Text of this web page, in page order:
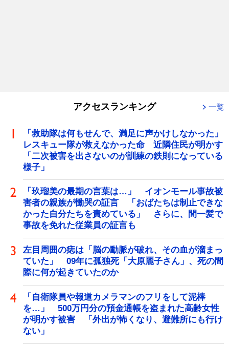
アクセスランキング 一覧
「救助隊は何もせんで、満足に声かけしなかった」
レスキュー隊が救えなかった命 近隣住民が明かす
「二次被害を出さないのが訓練の鉄則になっている
様子」
「玖瑠美の最期の言葉は…」 イオンモール事故被
害者の親族が慟哭の証言 「おばたちは制止できな
かった自分たちを責めている」 さらに、間一髪で
事故を免れた従業員の証言も
左目周囲の痣は「脳の動脈が破れ、その血が溜まっ
ていた」 09年に孤独死「大原麗子さん」、死の間
際に何が起きていたのか
「自衛隊員や報道カメラマンのフリをして泥棒
を…」 500万円分の預金通帳を盗まれた高齢女性
が明かす被害 「外出が怖くなり、避難所にも行け
ない」